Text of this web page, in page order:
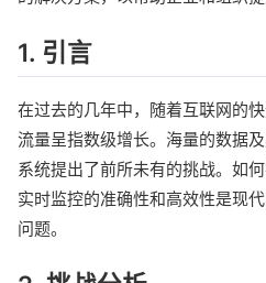
1. 引言
在过去的几年中，随着互联网的
流量呈指数级增长。海量的数据
系统提出了前所未有的挑战。如
实时监控的准确性和高效性是现
问题。